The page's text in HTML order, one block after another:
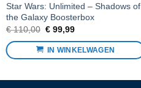
Star Wars: Unlimited – Shadows of
the Galaxy Boosterbox
€110,00 Oorspronkelijke
was:
€ 110,00.
€ 99,99Huidige
is:
€ 99,99.
IN WINKELWAGEN